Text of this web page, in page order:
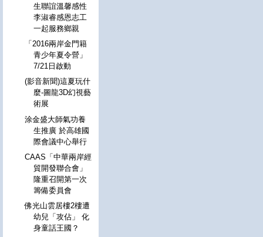
生聯誼溫馨感性
李淑睿感恩志工
一起服務鄉親
「2016兩岸金門籍
青少年夏令營」
7/21日啟動
(影音新聞)這夏玩什
麼-圖龍3D幻視藝
術展
涂金盛大師氣功養
生推廣 於高雄國
際會議中心舉行
CAAS「中華兩岸經
貿開發聯合會」
隆重召開第一次
籌備委員會
佛光山雲居樓2樓遭
幼兒「攻佔」 化
身童話王國？